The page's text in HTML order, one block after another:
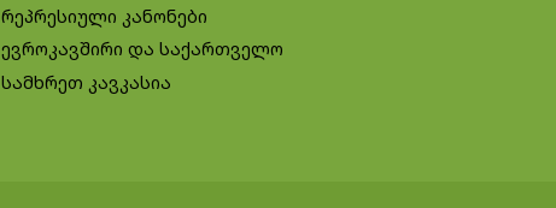
რეპრესიული კანონები
ევროკავშირი და საქართველო
სამხრეთ კავკასია